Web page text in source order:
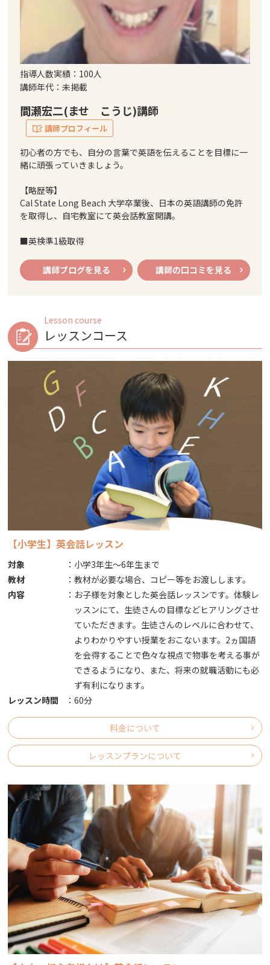
指導人数実績：100人
講師年代：未掲載
間瀬宏二(ませ こうじ)講師
講師プロフィール
初心者の方でも、自分の言葉で英語を伝えることを目標に一
緒に頑張っていきましょう。
【略歴等】
Cal State Long Beach 大学卒業後、日本の英語講師の免許
を取得し、自宅教室にて英会話教室開講。
■英検準1級取得
講師ブログを見る 講師の口コミを見る
Lesson course
レッスンコース
【小学生】英会話レッスン
対象 ： 小学3年生～6年生まで
教材
：教材が必要な場合、コピー等をお渡しします。
内容
： お子様を対象とした英会話レッスンです。体験レ
ッスンにて、生徒さんの目標などヒアリングさせ
ていただきます。生徒さんのレベルに合わせて、
よりわかりやすい授業をおこないます。2ヵ国語
を会得することで色々な視点で物事を考える事が
できるようになり、また、将来の就職活動にも必
ず有利になります。
レッスン時間
：60分
料金について
レッスンプランについて